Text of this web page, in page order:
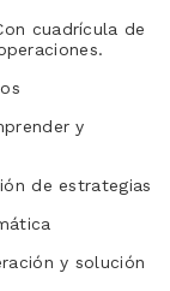
cuadrícula de
y
de estrategias
y solución